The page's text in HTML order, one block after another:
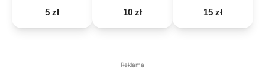
5 zł 10 zł 15 zł
Reklama